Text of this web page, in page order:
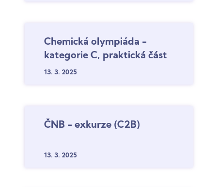
Chemická olympiáda -
kategorie C, praktická část
13. 3. 2025
ČNB - exkurze (C2B)
13. 3. 2025